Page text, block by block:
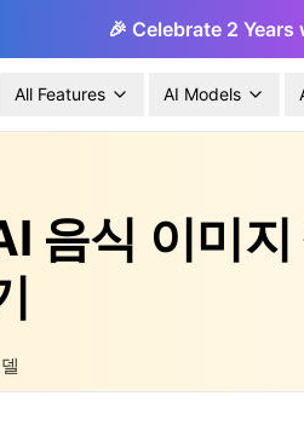
🎉 Celebrate 2
All Features AI Models
음식 이미지